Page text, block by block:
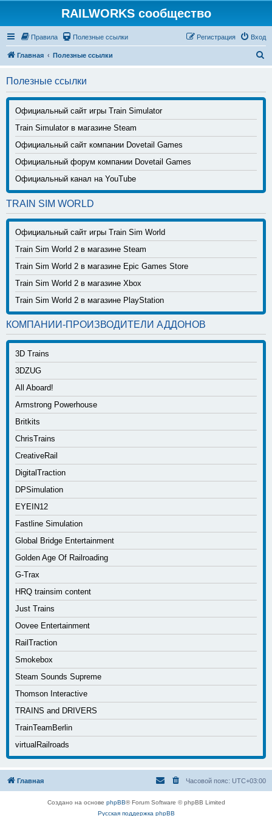
RAILWORKS сообщество
Правила Полезные ссылки Вход
Регистрация
Главная Полезные ссылки
с
Полезные ссылки
Официальный сайт игры Train Simulator
Train Simulator в магазине Steam
Официальный сайт компании Dovetail Games
Официальный форум компании Dovetail Games
Официальный канал на YouTube
TRAIN SIM WORLD
Официальный сайт игры Train Sim World
Train Sim World 2 в магазине Steam
Train Sim World 2 в магазине Epic Games Store
Train Sim World 2 в магазине Xbox
Train Sim World 2 в магазине PlayStation
КОМПАНИИ-ПРОИЗВОДИТЕЛИ АДДОНОВ
3D Trains
3DZUG
All Aboard!
Armstrong Powerhouse
Britkits
ChrisTrains
CreativeRail
DigitalTraction
DPSimulation
EYEIN12
Fastline Simulation
Global Bridge Entertainment
Golden Age Of Railroading
G-Trax
HRQ trainsim content
Just Trains
Oovee Entertainment
RailTraction
Smokebox
Steam Sounds Supreme
Thomson Interactive
TRAINS and DRIVERS
TrainTeamBerlin
virtualRailroads
Главная Часовой пояс: UTC+03:00
Создано на основе phpBB® Forum Software © phpBB Limited
Русская поддержка phpBB